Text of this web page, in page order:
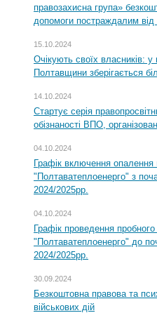
правозахисна група»
допомоги постраждалим від
15.10.2024
Очікують своїх власників: у
Полтавщини зберігається
14.10.2024
Стартує серія
обізнаності ВПО,
04.10.2024
Графік включення
"Полтаватеплоенерго" з
2024/2025рр.
04.10.2024
Графік проведення
"Полтаватеплоенерго" до
2024/2025рр.
30.09.2024
Безкоштовна правова та
військових дій